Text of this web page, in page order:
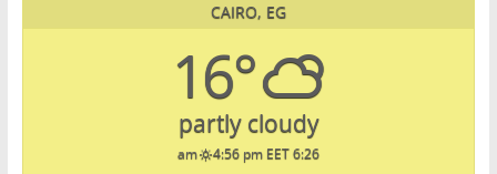
CAIRO, EG
16°
partly cloudy
6:26 am
4:56 pm EET